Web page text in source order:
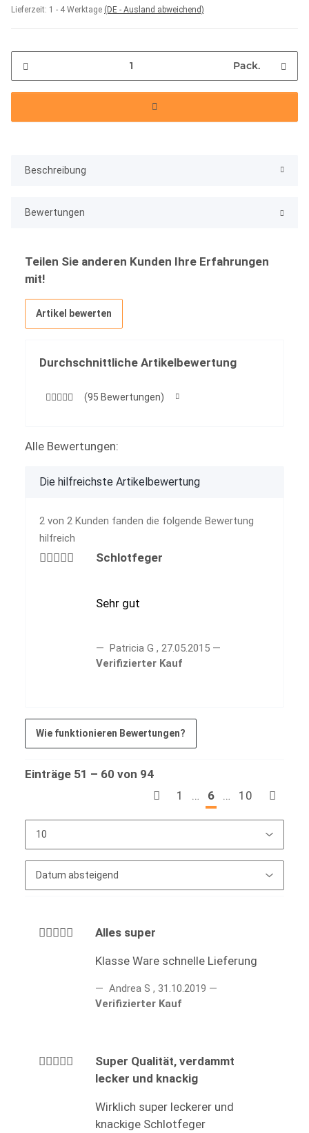
Lieferzeit: 1 - 4 Werktage (DE - Ausland abweichend)
Pack.
Beschreibung
Bewertungen
Durchschnittliche Artikelbewertung
(95 Bewertungen)
Teilen Sie anderen Kunden Ihre Erfahrungen
mit!
Artikel bewerten
Alle Bewertungen:
Die hilfreichste Artikelbewertung
2 von 2 Kunden fanden die folgende Bewertung
hilfreich
Schlotfeger
Sehr gut
Patricia G , 27.05.2015
Verifizierter Kauf
Wie funktionieren Bewertungen?
Einträge 51 – 60 von 94
1
… 6 … 10
Alles super
Klasse Ware schnelle Lieferung
Andrea S , 31.10.2019
Verifizierter Kauf
Super Qualität, verdammt
lecker und knackig
Wirklich super leckerer und
knackige Schlotfeger